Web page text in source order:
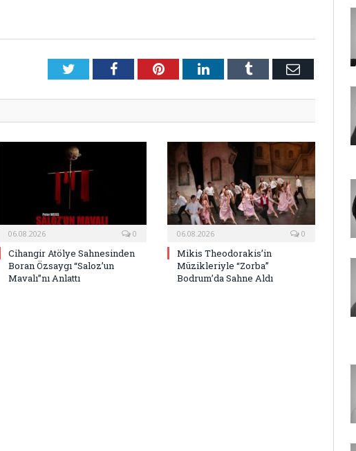
TwitterFacebookPinterestLinkedInTumblr E-
06.08.2026 0
Cihangir Atölye Sahnesinden
Boran Özsaygı “Saloz’un
Mavalı”nı Anlattı
06.08.2026 0
Mikis Theodorakis’in
Müzikleriyle “Zorba”
Bodrum’da Sahne Aldı